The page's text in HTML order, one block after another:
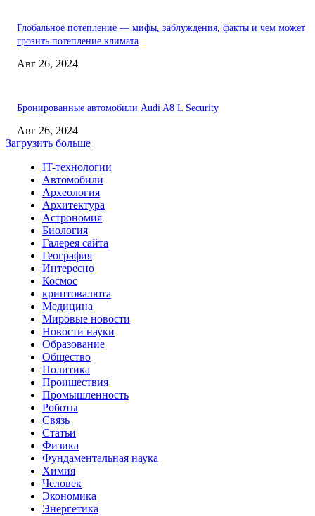
Глобальное потепление — мифы, заблуждения, факты и чем может
грозить потепление климата
Авг 26, 2024
Бронированные автомобили Audi A8 L Security
Авг 26, 2024
Загрузить больше
IT-технологии
Автомобили
Археология
Архитектура
Астрономия
Биология
Галерея сайта
География
Интересно
Космос
криптовалюта
Медицина
Мировые новости
Новости науки
Образование
Общество
Политика
Проишествия
Промышленность
Роботы
Связь
Статьи
Физика
Фундаментальная наука
Химия
Человек
Экономика
Энергетика